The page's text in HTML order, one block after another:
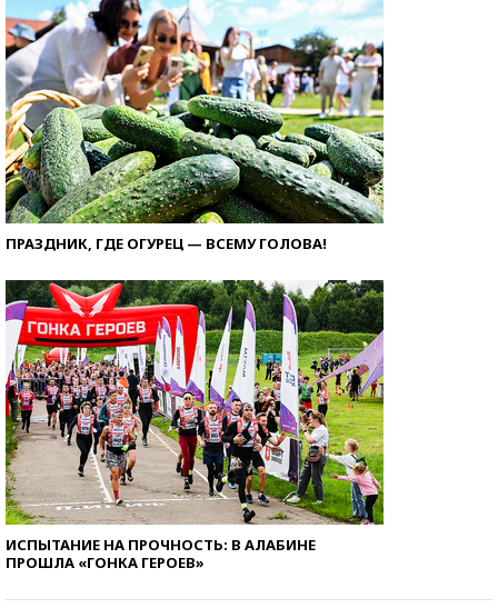
ПРАЗДНИК, ГДЕ ОГУРЕЦ — ВСЕМУ ГОЛОВА!
ИСПЫТАНИЕ НА ПРОЧНОСТЬ: В АЛАБИНЕ
ПРОШЛА «ГОНКА ГЕРОЕВ»